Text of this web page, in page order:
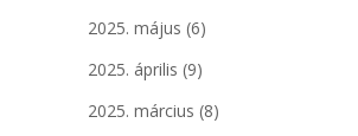
2025. május (6)
2025. április (9)
2025. március (8)